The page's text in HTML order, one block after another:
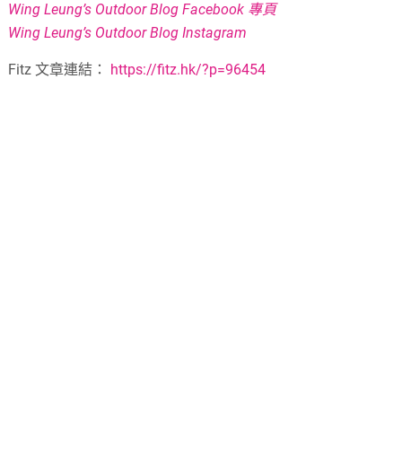
Wing Leung’s Outdoor Blog Facebook 專頁
Wing Leung’s Outdoor Blog Instagram
Fitz 文章連結： https://fitz.hk/?p=96454